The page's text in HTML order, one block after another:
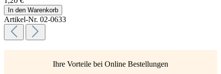
In den Warenkorb
Artikel-Nr. 02-0633
Ihre Vorteile bei Online Bestellungen